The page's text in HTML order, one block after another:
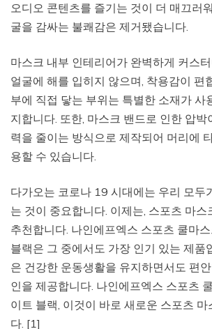
오디오 콘텐츠를 즐기는 것이 더 매끄러
굴을 감싸는 불쾌감은 제거됐습니다.
마스크 내부 인테리어가 완벽하게 커스
얼굴에 해를 입히지 않으며, 착용감이 편
부에 직접 닿는 부위는 특별한 소재가 사
지합니다. 또한, 마스크 밴드로 인한 압
력을 줄이는 방식으로 제작되어 머리에
용할 수 있습니다.
다가오는 코로나 19 시대에는 우리 모두
는 것이 중요합니다. 이제는, 스포츠 마
추천합니다. 나인에프엑스 스포츠 쿨마
블랙은 그 중에서도 가장 인기 있는 제품
은 건강한 운동생활을 유지하면서도 편
인을 제공합니다. 나인에프엑스 스포츠
이트 블랙, 이것이 바로 새로운 스포츠
다. [1]